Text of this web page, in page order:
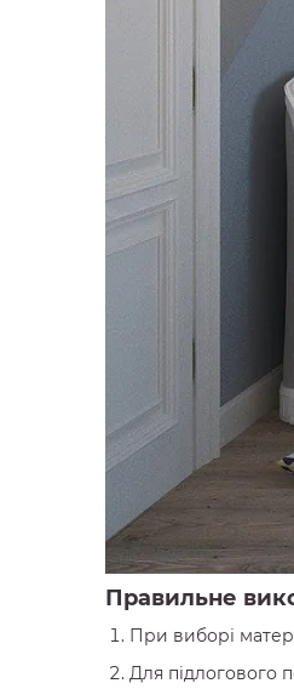
Правильне
При виборі
Для підлогового